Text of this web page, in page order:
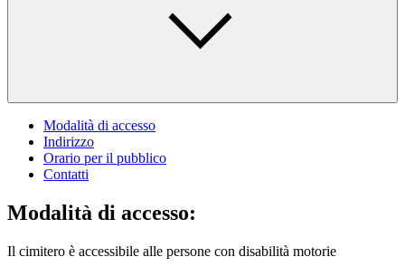
Modalità di accesso
Indirizzo
Orario per il pubblico
Contatti
Modalità di accesso:
Il cimitero è accessibile alle persone con disabilità motorie